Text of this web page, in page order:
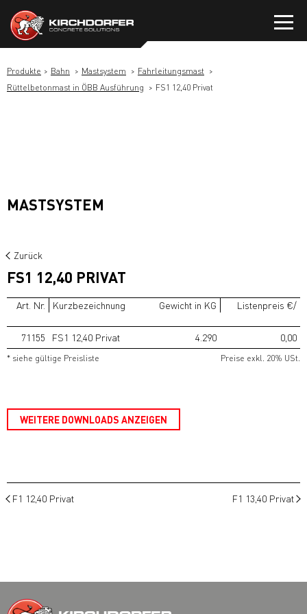
Inhalt
springen
Produkte Bahn Mastsystem
Fahrleitungsmast
Rüttelbetonmast in ÖBB Ausführung
FS1 12,40 Privat
MASTSYSTEM
Zurück
FS1 12,40 PRIVAT
Art. Nr. Kurzbezeichnung Gewicht in KG Listenpreis €/
71155 FS1 12,40 Privat 4.290 0,00
* siehe gültige Preisliste Preise exkl. 20% USt.
WEITERE DOWNLOADS ANZEIGEN
F1 12,40 Privat F1 13,40 Privat